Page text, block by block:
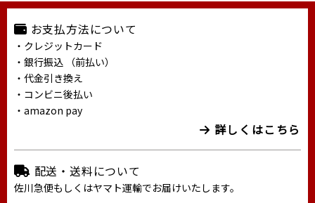
お支払方法について
・クレジットカード
・銀行振込 （前払い）
・代金引き換え
・コンビニ後払い
・amazon pay
詳しくはこちら
配送・送料について
佐川急便もしくはヤマト運輸でお届けいたします。